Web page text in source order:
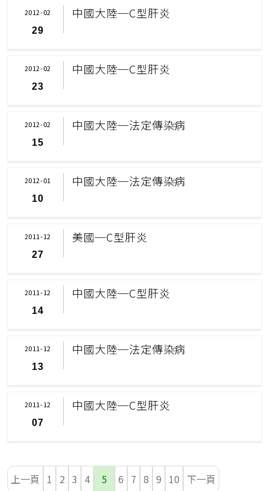
中國大陸─C型肝炎
2012-02
29
中國大陸─C型肝炎
2012-02
23
中國大陸─法定傳染病
2012-02
15
中國大陸─法定傳染病
2012-01
10
美國─C型肝炎
2011-12
27
中國大陸─C型肝炎
2011-12
14
中國大陸─法定傳染病
2011-12
13
中國大陸─C型肝炎
2011-12
07
上一頁 1 2 3 4 5 6 7 8 9 10 下一頁